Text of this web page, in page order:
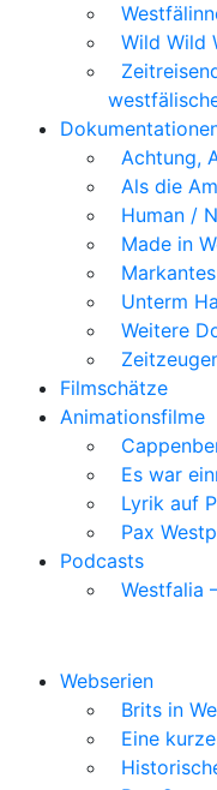
Wild Wild
Achtung,
Als die
Human /
Made in
Unterm
Weitere
Filmschätze
Animationsfilme
Es war
Lyrik auf
Pax
Podcasts
Westfalia
Webserien
Brits in
Eine